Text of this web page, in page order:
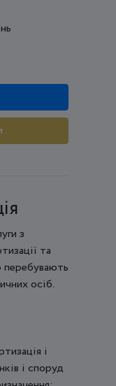
з
та
перебувають
осіб.
і
і споруд